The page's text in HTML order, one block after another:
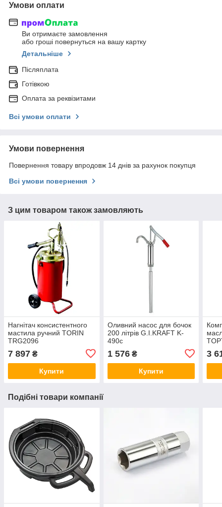
Умови оплати
Ви отримаєте замовлення
або гроші повернуться на вашу картку
Детальніше
Післяплата
Готівкою
Оплата за реквізитами
Всі умови оплати
Умови повернення
Повернення товару впродовж 14 днів за рахунок покупця
Всі умови повернення
З цим товаром також замовляють
Нагнітач консистентного
мастила ручний TORIN
TRG2096
7 897 ₴
Купити
Оливний насос для бочок
200 літрів G.I.KRAFT K-
490c
1 576₴
Купити
3
Подібні товари компанії